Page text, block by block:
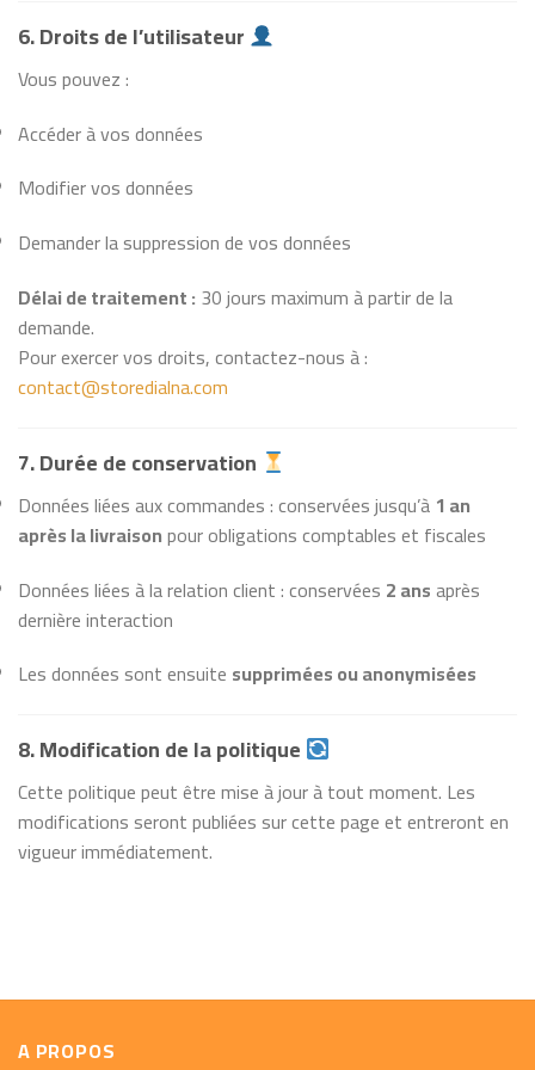
6. Droits de l’utilisateur
Vous pouvez :
Accéder à vos données
Modifier vos données
Demander la suppression de vos données
Délai de traitement : 30 jours maximum à partir de la
demande.
Pour exercer vos droits, contactez-nous à :
contact@storedialna.com
7. Durée de conservation
Données liées aux commandes : conservées jusqu’à 1 an
après la livraisonpour obligations comptables et fiscales
Données liées à la relation client : conservées 2 ansaprès
dernière interaction
Les données sont ensuite supprimées ou anonymisées
8. Modification de la politique
Cette politique peut être mise à jour à tout moment. Les
modifications seront publiées sur cette page et entreront en
vigueur immédiatement.
A PROPOS